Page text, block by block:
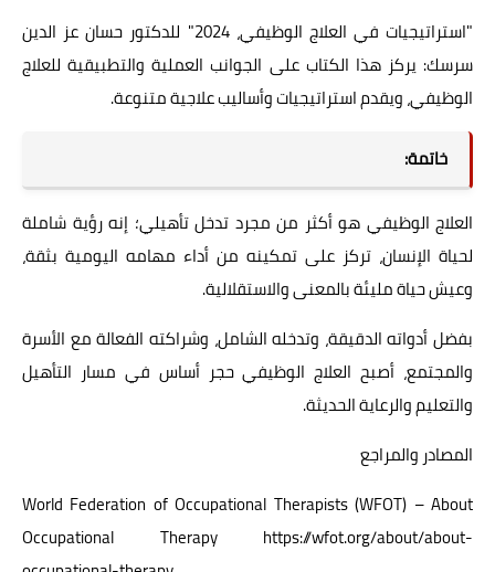
"استراتيجيات في العلاج الوظيفي، 2024" للدكتور حسان عز الدين
سرسك: يركز هذا الكتاب على الجوانب العملية والتطبيقية للعلاج
الوظيفي، ويقدم استراتيجيات وأساليب علاجية متنوعة.
خاتمة:
العلاج الوظيفي هو أكثر من مجرد تدخل تأهيلي؛ إنه رؤية شاملة
لحياة الإنسان، تركز على تمكينه من أداء مهامه اليومية بثقة،
وعيش حياة مليئة بالمعنى والاستقلالية.
بفضل أدواته الدقيقة، وتدخله الشامل، وشراكته الفعالة مع الأسرة
والمجتمع، أصبح العلاج الوظيفي حجر أساس في مسار التأهيل
والتعليم والرعاية الحديثة.
المصادر والمراجع
World Federation of Occupational Therapists (WFOT) – About
Occupational Therapy https://wfot.org/about/about-